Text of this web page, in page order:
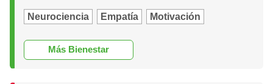
Neurociencia Empatía Motivación
Más Bienestar